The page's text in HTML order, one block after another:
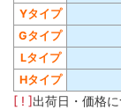
Yタイプ
Gタイプ
Lタイプ
Hタイプ
[ ! ]出荷日・価格